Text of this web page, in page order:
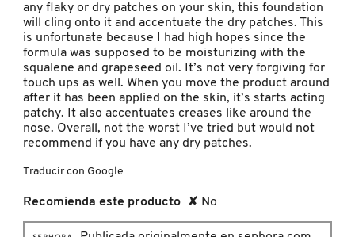
SUPERGOOP!
THE INKEY LIST
THE ORDINARY
TOCOBO
any flaky or dry patches on your skin, this foundation
will cling onto it and accentuate the dry patches. This
is unfortunate because I had high hopes since the
formula was supposed to be moisturizing with the
squalene and grapeseed oil. It’s not very forgiving for
touch ups as well. When you move the product around
after it has been applied on the skin, it’s starts acting
patchy. It also accentuates creases like around the
nose. Overall, not the worst I’ve tried but would not
recommend if you have any dry patches.
Traducir con Google
Recomienda este producto ✘ No